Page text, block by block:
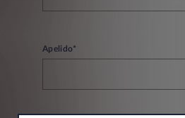
Apelido*